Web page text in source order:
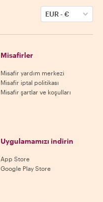
EUR-€
Misafirler
Misafir yardım merkezi
Misafir iptal politikası
Misafir şartlar ve koşulları
Uygulamamızı indirin
App Store
Google Play Store